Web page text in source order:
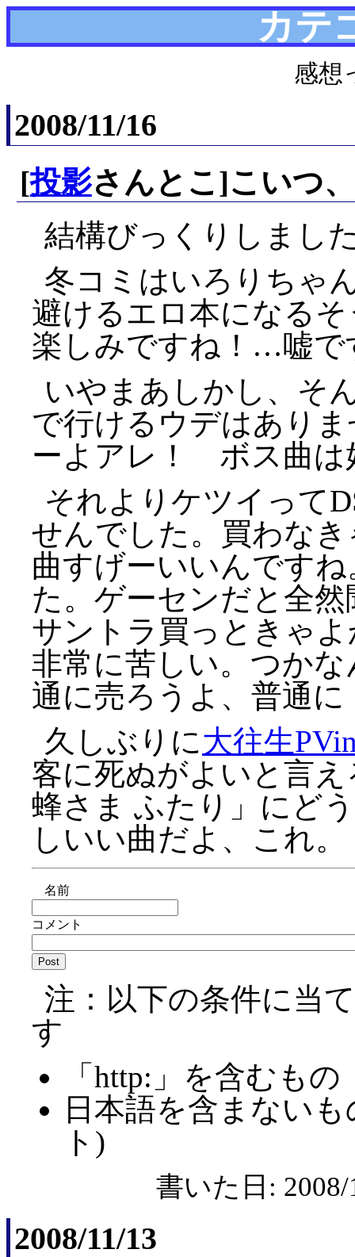
カテ
感想
2008/11/16
[投影さんとこ]こいつ
結構びっくりしまし
冬コミはいろりちゃ
避けるエロ本になる
楽しみですね！…嘘で
いやまあしかし、そ
で行けるウデはあり
ーよアレ！ ボス曲は
それよりケツイって
せんでした。買わな
曲すげーいいんです
た。ゲーセンだと全
サントラ買っときゃ
非常に苦しい。つか
通に売ろうよ、普通に
久しぶりに大往生
客に死ぬがよいと言
蜂さま ふたり」にど
しいい曲だよ、これ。
名前
コメント
注：以下の条件に当
す
「http:」を含むもの
日本語を含まない
ト)
書いた日:
2008/11/13